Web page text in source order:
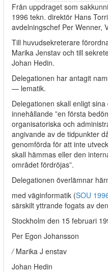
Från uppdraget som
1996 tekn. direktör Hans
avdelningschef Per Wenner,
Till huvudsekreterare
Marika Jenstav och till
Johan Hedin.
Delegationen har antagit
— lematik.
Delegationen skall enligt
innehållande ”en första
organisatoriska och
angivande av de tidpunkter
genomförda för att inte
skall hämmas eller den
området fördröjas”.
Delegationen överlämnar
med väginformatik (SOU
särskilt yttrande fogats av
Stockholm den 15 februari
Per Egon Johansson
/Marika J enstav
Johan Hedin